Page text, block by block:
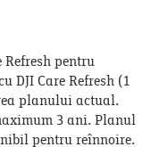
pentru
Care Refresh (1
planului actual.
3 ani. Planul
pentru reînnoire.